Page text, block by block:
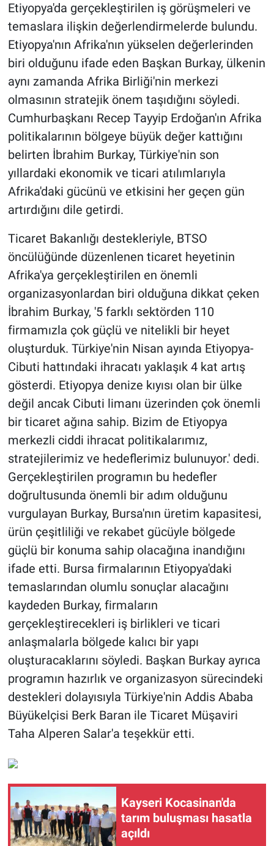
Etiyopya'da gerçekleştirilen iş görüşmeleri ve
temaslara ilişkin değerlendirmelerde bulundu.
Etiyopya'nın Afrika'nın yükselen değerlerinden
biri olduğunu ifade eden Başkan Burkay, ülkenin
aynı zamanda Afrika Birliği'nin merkezi
olmasının stratejik önem taşıdığını söyledi.
Cumhurbaşkanı Recep Tayyip Erdoğan'ın Afrika
politikalarının bölgeye büyük değer kattığını
belirten İbrahim Burkay, Türkiye'nin son
yıllardaki ekonomik ve ticari atılımlarıyla
Afrika'daki gücünü ve etkisini her geçen gün
artırdığını dile getirdi.
Ticaret Bakanlığı destekleriyle, BTSO
öncülüğünde düzenlenen ticaret heyetinin
Afrika'ya gerçekleştirilen en önemli
organizasyonlardan biri olduğuna dikkat çeken
İbrahim Burkay, '5 farklı sektörden 110
firmamızla çok güçlü ve nitelikli bir heyet
oluşturduk. Türkiye'nin Nisan ayında Etiyopya-
Cibuti hattındaki ihracatı yaklaşık 4 kat artış
gösterdi. Etiyopya denize kıyısı olan bir ülke
değil ancak Cibuti limanı üzerinden çok önemli
bir ticaret ağına sahip. Bizim de Etiyopya
merkezli ciddi ihracat politikalarımız,
stratejilerimiz ve hedeflerimiz bulunuyor.' dedi.
Gerçekleştirilen programın bu hedefler
doğrultusunda önemli bir adım olduğunu
vurgulayan Burkay, Bursa'nın üretim kapasitesi,
ürün çeşitliliği ve rekabet gücüyle bölgede
güçlü bir konuma sahip olacağına inandığını
ifade etti. Bursa firmalarının Etiyopya'daki
temaslarından olumlu sonuçlar alacağını
kaydeden Burkay, firmaların
gerçekleştirecekleri iş birlikleri ve ticari
anlaşmalarla bölgede kalıcı bir yapı
oluşturacaklarını söyledi. Başkan Burkay ayrıca
programın hazırlık ve organizasyon sürecindeki
destekleri dolayısıyla Türkiye'nin Addis Ababa
Büyükelçisi Berk Baran ile Ticaret Müşaviri
Taha Alperen Salar'a teşekkür etti.
Kayseri Kocasinan'da
tarım buluşması hasatla
açıldı